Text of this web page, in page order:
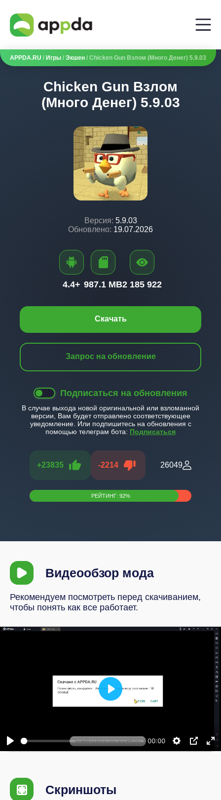
APPDA.RU / Игры / Экшен / Chicken Gun Взлом (Много Денег) 5.9.03
Chicken Gun Взлом
(Много Денег) 5.9.03
Версия: 5.9.03
Обновлено: 19.07.2026
Скачать
Запрос на обновление
Подписаться на обновления
В случае выхода новой оригинальной или взломанной
версии, Вам будет отправлено соответствующее
уведомление. Или подпишитесь на обновления с
помощью телеграм бота: Подписаться
+23835 -2214 26049
РЕЙТИНГ: 92%
4.4+ 987.1 MB2 185 922
Видеообзор мода
Рекомендуем посмотреть перед скачиванием,
чтобы понять как все работает.
00:00
Воспроизвести
Скриншоты